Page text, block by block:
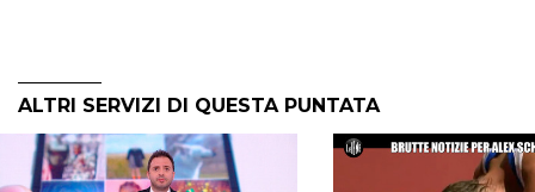
ALTRI SERVIZI DI QUESTA PUNTATA